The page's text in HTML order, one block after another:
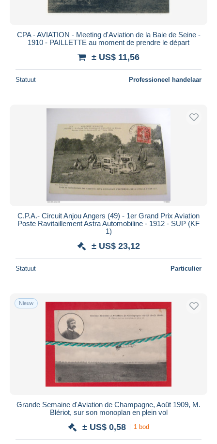
CPA - AVIATION - Meeting d'Aviation de la Baie de Seine -
1910 - PAILLETTE au moment de prendre le départ
± US$ 11,56
Statuut Professioneel handelaar
C.P.A.- Circuit Anjou Angers (49) - 1er Grand Prix Aviation
Poste Ravitaillement Astra Automobiline - 1912 - SUP (KF
1)
± US$ 23,12
Statuut Particulier
Nieuw
Grande Semaine d'Aviation de Champagne, Août 1909, M.
Blériot, sur son monoplan en plein vol
± US$ 0,58 1 bod